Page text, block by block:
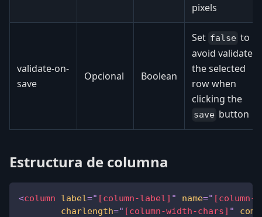
pixels
validate-on-
save
Opcional Boolean
Set false to
avoid validate
the selected
row when
clicking the
save button
Estructura de columna
<column label=" [column-label] " name=" [column-
charlength=" [column-width-chars] "